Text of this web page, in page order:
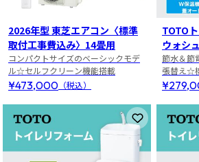
2026年型 東芝エアコン〈標準
取付工事費込み〉14畳用
コンパクトサイズのベーシックモデ
ル☆セルフクリーン機能搭載
¥473,000 （税込）
TOTO
ウォシ
い・W
開閉)
節水＆節
張替え☆
料！
お気に入りに